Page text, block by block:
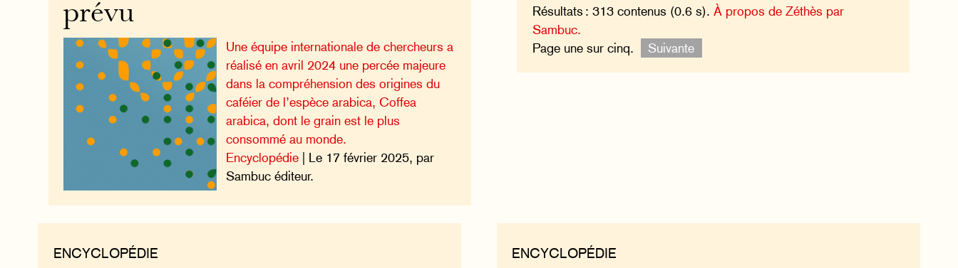
Résultats : 313 contenus (0.6 s). À propos de Zéthès par
Sambuc.
Page une sur cinq.
Suivante
prévu
Une équipe internationale de chercheurs a
réalisé en avril 2024 une percée majeure
dans la compréhension des origines du
caféier de l’espèce arabica, Coffea
arabica, dont le grain est le plus
consommé au monde.
Encyclopédie | Le 17 février 2025, par
Sambuc éditeur.
ENCYCLOPÉDIE
ENCYCLOPÉDIE